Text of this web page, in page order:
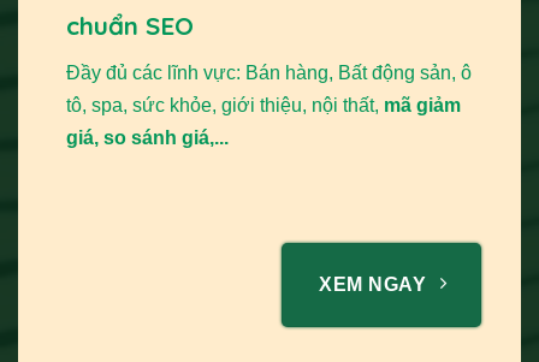
chuẩn SEO
Đầy đủ các lĩnh vực: Bán hàng, Bất động sản, ô
tô, spa, sức khỏe, giới thiệu, nội thất, mã giảm
giá, so sánh giá,...
XEM NGAY